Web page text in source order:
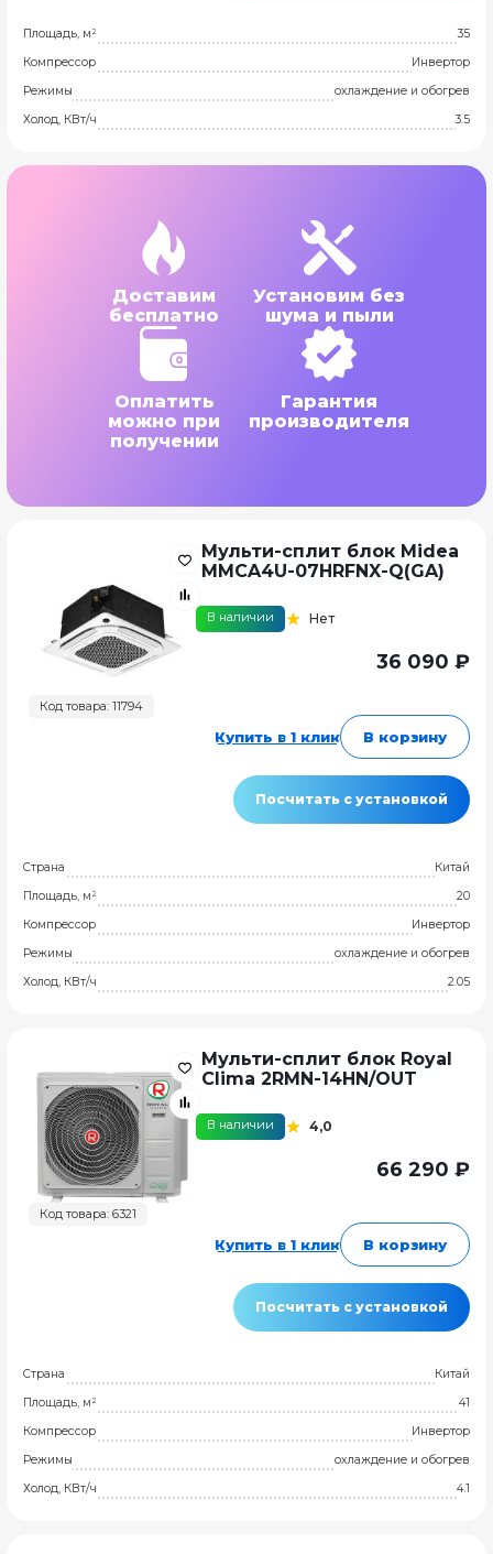
Площадь, м²
35
Компрессор
Инвертор
Режимы
охлаждение и обогрев
Холод, КВт/ч
3.5
Доставим
бесплатно
Установим без
шума и пыли
Оплатить
можно при
получении
Гарантия
производителя
Код товара: 11794
Мульти-сплит блок Midea
MMCA4U-07HRFNX-Q(GA)
В наличии Нет
36 090 ₽
Купить в 1 клик В корзину
Посчитать с установкой
Страна
Китай
Площадь, м²
20
Компрессор
Инвертор
Режимы
охлаждение и обогрев
Холод, КВт/ч
2.05
Код товара: 6321
Мульти-сплит блок Royal
Clima 2RMN-14HN/OUT
В наличии 4,0
66 290 ₽
Купить в 1 клик В корзину
Посчитать с установкой
Страна
Китай
Площадь, м²
41
Компрессор
Инвертор
Режимы
охлаждение и обогрев
Холод, КВт/ч
4.1